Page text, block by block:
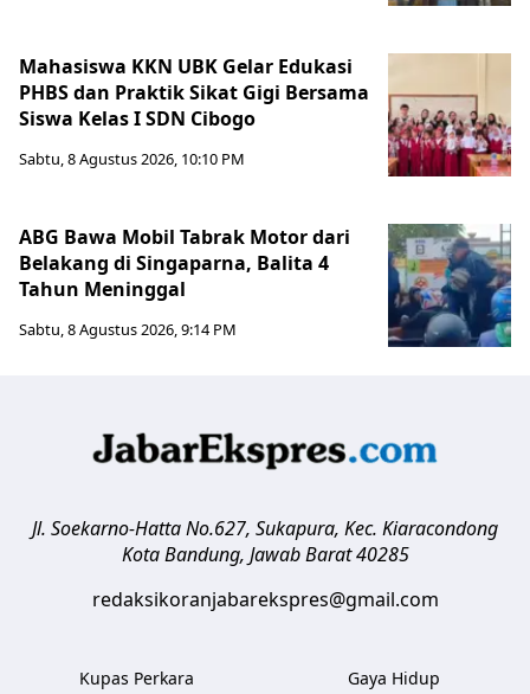
Mahasiswa KKN UBK Gelar Edukasi
PHBS dan Praktik Sikat Gigi Bersama
Siswa Kelas I SDN Cibogo
Sabtu, 8 Agustus 2026, 10:10 PM
ABG Bawa Mobil Tabrak Motor dari
Belakang di Singaparna, Balita 4
Tahun Meninggal
Sabtu, 8 Agustus 2026, 9:14 PM
Jl. Soekarno-Hatta No.627, Sukapura, Kec. Kiaracondong
Kota Bandung, Jawab Barat 40285
redaksikoranjabarekspres@gmail.com
Kupas Perkara Gaya Hidup